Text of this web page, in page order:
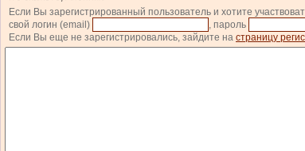
Если Вы зарегистрированный пользователь и хотите
свой логин (email)
, пароль
Если Вы еще не зарегистрировались, зайдите на страницу